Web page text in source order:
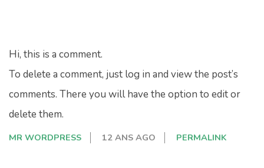
Hi, this is a comment.
To delete a comment, just log in and view the post’s
comments. There you will have the option to edit or
delete them.
MR WORDPRESS 12 ANS AGO PERMALINK